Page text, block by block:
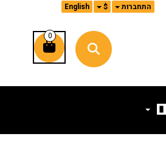
התחברות English $
0